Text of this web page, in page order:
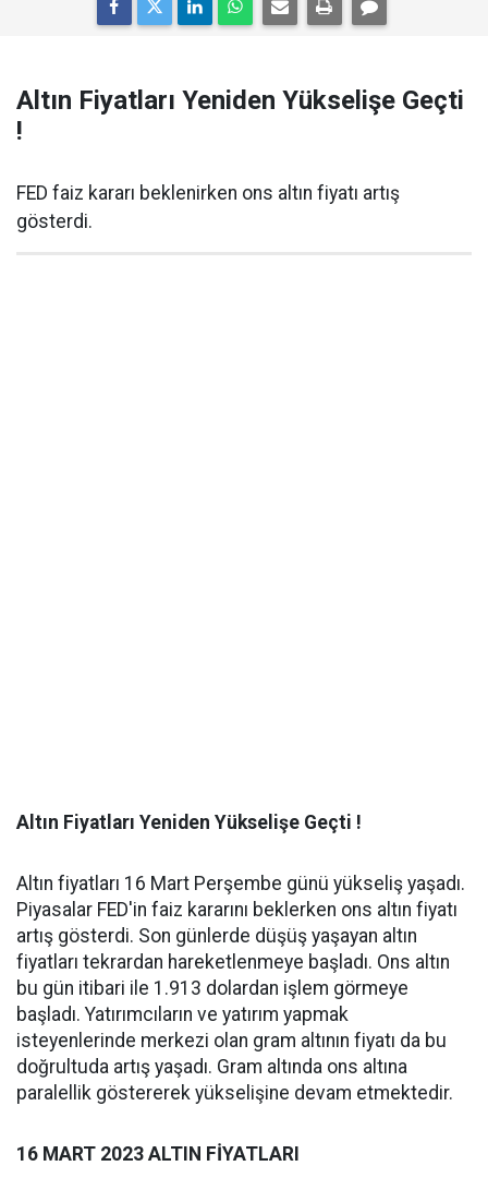
Altın Fiyatları Yeniden Yükselişe Geçti
!
FED faiz kararı beklenirken ons altın fiyatı artış
gösterdi.
Altın Fiyatları Yeniden Yükselişe Geçti !
Altın fiyatları 16 Mart Perşembe günü yükseliş yaşadı.
Piyasalar FED'in faiz kararını beklerken ons altın fiyatı
artış gösterdi. Son günlerde düşüş yaşayan altın
fiyatları tekrardan hareketlenmeye başladı. Ons altın
bu gün itibari ile 1.913 dolardan işlem görmeye
başladı. Yatırımcıların ve yatırım yapmak
isteyenlerinde merkezi olan gram altının fiyatı da bu
doğrultuda artış yaşadı. Gram altında ons altına
paralellik göstererek yükselişine devam etmektedir.
16 MART 2023 ALTIN FİYATLARI